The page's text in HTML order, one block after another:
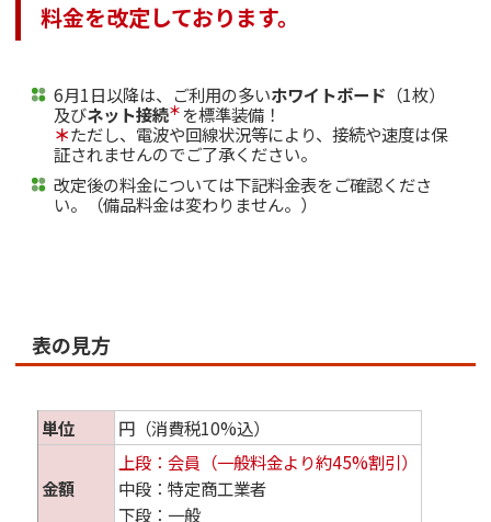
料金を改定しております。
6月1日以降は、ご利用の多いホワイトボード （1枚）
及びネット接続＊ を標準装備！
＊ただし、電波や回線状況等により、接続や速度は保
証されませんのでご了承ください。
改定後の料金については下記料金表をご確認くださ
い。（備品料金は変わりません。）
表の見方
単位 円（消費税10%込）
金額
上段：会員（一般料金より約45%割引）
中段：特定商工業者
下段：一般